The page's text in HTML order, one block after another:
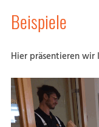
Beispiele
Hier präsentieren wir